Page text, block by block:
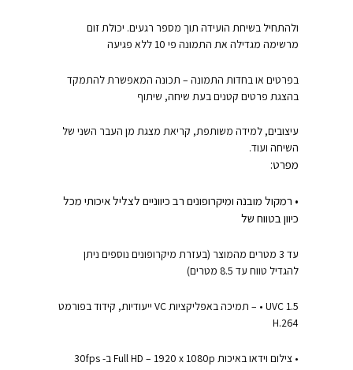
ולהתחיל בשיחת הועידה תוך מספר רגעים. יכולת זום
מרשימה מגדילה את התמונה פי 10 ללא פגיעה
בפרטים או בחדות התמונה – תכונה המאפשרת להתמקד
בהצגת פרטים קטנים בעת שיחה, שיתוף
עיצובים, למידה משותפת, קריאת מצגת מן העבר השני של
השיחה ועוד.
מפרט:
• רמקול מובנה ומיקרופונים רב כיווניים לצליל איכותי מכל
כיוון בטווח של
עד 3 מטרים מהמוצר (בעזרת מיקרופונים נוספים ניתן
להגדיל טווח עד 8.5 מטרים)
UVC 1.5 • – תמיכה באפליקציות VC ייעודיות, קידוד בפורמט
H.264
• צילום וידאו באיכות Full HD – 1920 x 1080p ב- 30fps